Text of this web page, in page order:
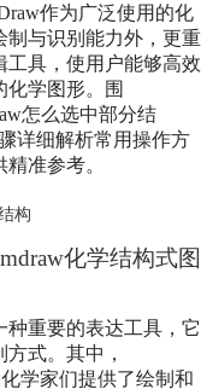
作为广泛使用的化
制与识别能力外，更重
具，使用户能够高效
学图形。围
怎么选中部分结
详细解析常用操作方
准参考。
构
化学结构式图
重要的表达工具，它
式。其中，
学家们提供了绘制和